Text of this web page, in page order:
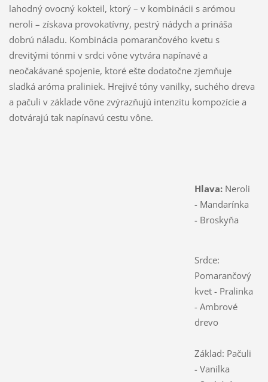
lahodný ovocný kokteil, ktorý – v kombinácii s arómou
neroli – získava provokatívny, pestrý nádych a prináša
dobrú náladu. Kombinácia pomarančového kvetu s
drevitými tónmi v srdci vône vytvára napínavé a
neočakávané spojenie, ktoré ešte dodatočne zjemňuje
sladká aróma praliniek. Hrejivé tóny vanilky, suchého dreva
a pačuli v základe vône zvýrazňujú intenzitu kompozície a
dotvárajú tak napínavú cestu vône.
Hlava: Neroli
- Mandarínka
- Broskyňa
Srdce:
Pomarančový
kvet - Pralinka
- Ambrové
drevo
Základ: Pačuli
- Vanilka